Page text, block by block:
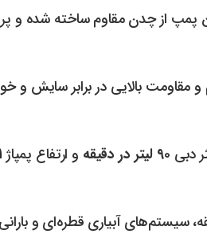
پمپ از چدن مقاوم ساخته شده و
و مقاومت بالایی در برابر سایش و
دبی ۹۰ لیتر در دقیقه و ارتفاع پمپاژ